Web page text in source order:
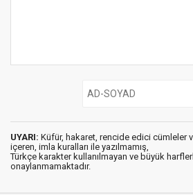
UYARI: Küfür, hakaret, rencide edici cümleler
içeren, imla kuralları ile yazılmamış,
Türkçe karakter kullanılmayan ve büyük
onaylanmamaktadır.